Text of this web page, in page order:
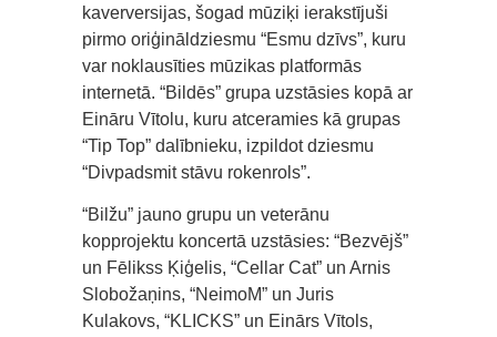
kaverversijas, šogad mūziķi ierakstījuši
pirmo oriģināldziesmu “Esmu dzīvs”, kuru
var noklausīties mūzikas platformās
internetā. “Bildēs” grupa uzstāsies kopā ar
Eināru Vītolu, kuru atceramies kā grupas
“Tip Top” dalībnieku, izpildot dziesmu
“Divpadsmit stāvu rokenrols”.
“Bilžu” jauno grupu un veterānu
kopprojektu koncertā uzstāsies: “Bezvējš”
un Fēlikss Ķiģelis, “Cellar Cat” un Arnis
Slobožaņins, “NeimoM” un Juris
Kulakovs, “KLICKS” un Einārs Vītols,